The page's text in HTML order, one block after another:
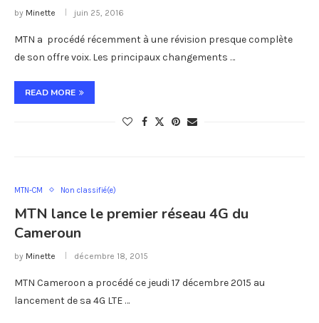
by Minette juin 25, 2016
MTN a procédé récemment à une révision presque complète
de son offre voix. Les principaux changements …
READ MORE
MTN-CM Non classifié(e)
MTN lance le premier réseau 4G du
Cameroun
by Minette décembre 18, 2015
MTN Cameroon a procédé ce jeudi 17 décembre 2015 au
lancement de sa 4G LTE …